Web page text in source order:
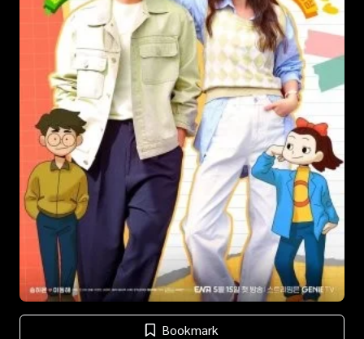
Bookmark